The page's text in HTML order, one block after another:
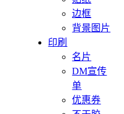
边框
背景图片
印刷
名片
DM宣传
单
优惠券